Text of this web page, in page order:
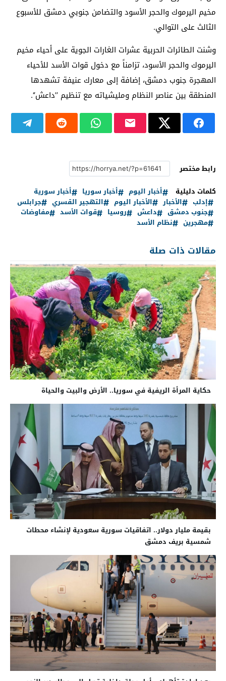
مخيم اليرموك والحجر الأسود والتضامن جنوبي دمشق للأسبوع
الثالث على التوالي.
وشنت الطائرات الحربية عشرات الغارات الجوية على أحياء مخيم
اليرموك والحجر الأسود، تزامناً مع دخول قوات الأسد للأحياء
المهجرة جنوب دمشق، إضافة إلى معارك عنيفة تشهدها
المنطقة بين عناصر النظام ومليشياته مع تنظيم ’’داعش‘‘.
رابط مختصر
كلمات دليلية
أخبار اليوم أخبار سوريا
أخبار سورية
إدلب
الأخبار الأخبار اليوم التهجير القسري
جرابلس
جنوب دمشق
داعش روسيا قوات الأسد
مفاوضات
مهجرين
نظام الأسد
مقالات ذات صلة
حكاية المرأة الريفية في سوريا.. الأرض والبيت والحياة
بقيمة مليار دولار.. اتفاقيات سورية سعودية لإنشاء محطات
شمسية بريف دمشق